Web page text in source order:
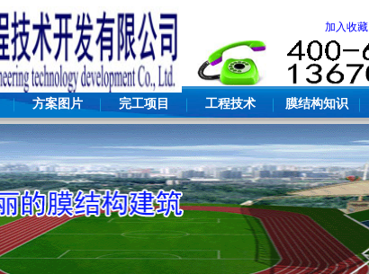
加入收藏
方案图片 完工项目 工程技术 膜结构知识